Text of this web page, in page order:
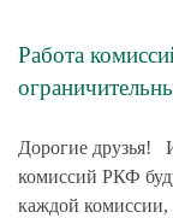
Работа
Дорогие друзья!
комиссий РКФ
каждой